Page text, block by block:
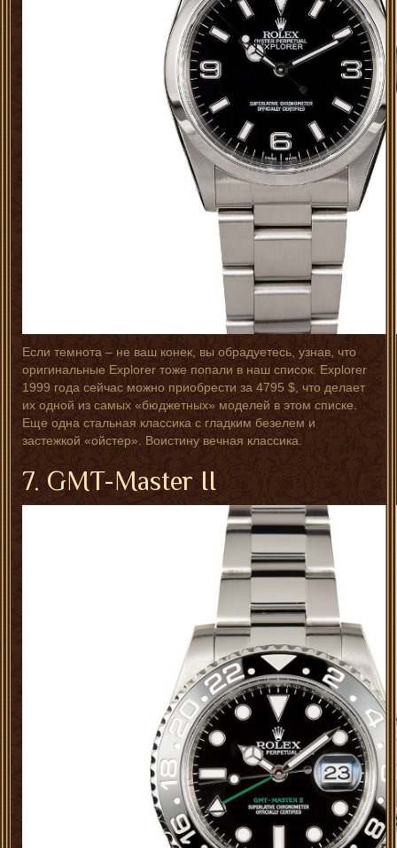
Если темнота – не ваш конек, вы обрадуетесь, узнав, что
оригинальные Explorer тоже попали в наш список. Explorer
1999 года сейчас можно приобрести за 4795 $, что делает
их одной из самых «бюджетных» моделей в этом списке.
Еще одна стальная классика с гладким безелем и
застежкой «ойстер». Воистину вечная классика.
7. GMT-Master II